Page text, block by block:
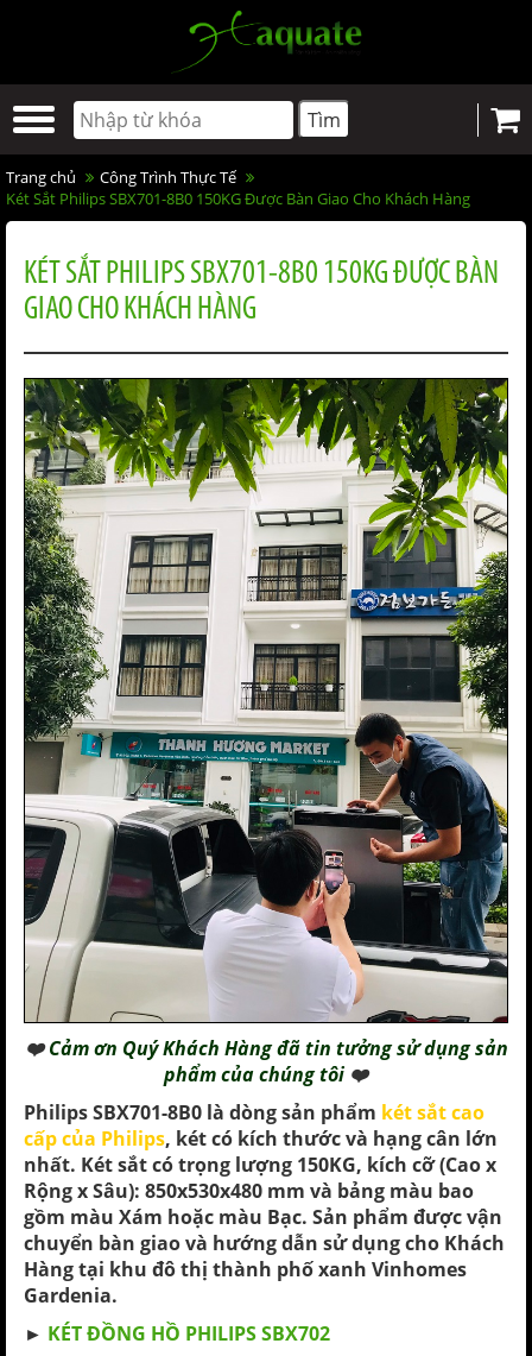
Trang chủ
Công Trình Thực Tế
Két Sắt Philips SBX701-8B0 150KG Được Bàn Giao Cho Khách Hàng
KÉT SẮT PHILIPS SBX701-8B0 150KG ĐƯỢC BÀN
GIAO CHO KHÁCH HÀNG
❤️Cảm ơn Quý Khách Hàng đã tin tưởng sử dụng sản
phẩm của chúng tôi ❤️
Philips SBX701-8B0 là dòng sản phẩm két sắt cao
cấp của Philips, két có kích thước và hạng cân lớn
nhất. Két sắt có trọng lượng 150KG, kích cỡ (Cao x
Rộng x Sâu): 850x530x480 mm và bảng màu bao
gồm màu Xám hoặc màu Bạc. Sản phẩm được vận
chuyển bàn giao và hướng dẫn sử dụng cho Khách
Hàng tại khu đô thị thành phố xanh Vinhomes
Gardenia.
► KÉT ĐỒNG HỒ PHILIPS SBX702